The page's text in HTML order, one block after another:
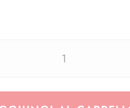
Euralbo
2025